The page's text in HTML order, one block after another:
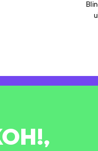
OH!,